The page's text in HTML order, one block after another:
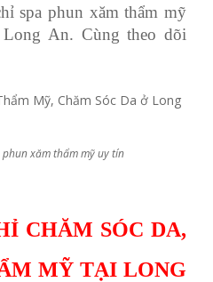
spa phun xăm thẩm mỹ
An. Cùng theo dõi
phun xăm thẩm mỹ uy tín
CHĂM SÓC DA,
MỸ TẠI LONG